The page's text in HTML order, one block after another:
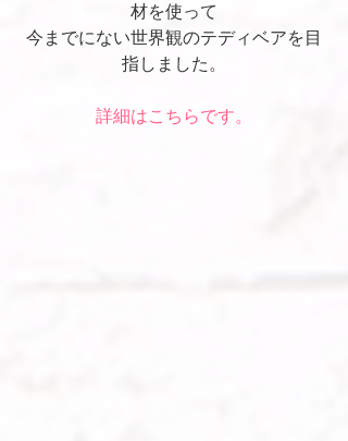
材を使って
今までにない世界観のテディベアを目
指しました。
詳細はこちらです。